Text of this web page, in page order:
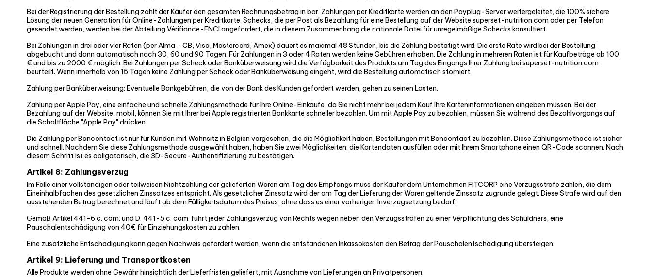
Bei der Registrierung der Bestellung zahlt der Käufer den gesamten Rechnungsbetrag in bar. Zahlungen per Kreditkarte werden an den Payplug-Server weitergeleitet, die 100% sichere
Lösung der neuen Generation für Online-Zahlungen per Kreditkarte. Schecks, die per Post als Bezahlung für eine Bestellung auf der Website superset-nutrition.com oder per Telefon
gesendet werden, werden bei der Abteilung Vérifiance-FNCI angefordert, die in diesem Zusammenhang die nationale Datei für unregelmäßige Schecks konsultiert.
Bei Zahlungen in drei oder vier Raten (per Alma - CB, Visa, Mastercard, Amex) dauert es maximal 48 Stunden, bis die Zahlung bestätigt wird. Die erste Rate wird bei der Bestellung
abgebucht und dann automatisch nach 30, 60 und 90 Tagen. Für Zahlungen in 3 oder 4 Raten werden keine Gebühren erhoben. Die Zahlung in mehreren Raten ist für Kaufbeträge ab 100
€ und bis zu 2000 € möglich. Bei Zahlungen per Scheck oder Banküberweisung wird die Verfügbarkeit des Produkts am Tag des Eingangs Ihrer Zahlung bei superset-nutrition.com
beurteilt. Wenn innerhalb von 15 Tagen keine Zahlung per Scheck oder Banküberweisung eingeht, wird die Bestellung automatisch storniert.
Zahlung per Banküberweisung: Eventuelle Bankgebühren, die von der Bank des Kunden gefordert werden, gehen zu seinen Lasten.
Zahlung per Apple Pay, eine einfache und schnelle Zahlungsmethode für Ihre Online-Einkäufe, da Sie nicht mehr bei jedem Kauf Ihre Karteninformationen eingeben müssen. Bei der
Bezahlung auf der Website, mobil, können Sie mit Ihrer bei Apple registrierten Bankkarte schneller bezahlen. Um mit Apple Pay zu bezahlen, müssen Sie während des Bezahlvorgangs auf
die Schaltfläche "Apple Pay" drücken.
Die Zahlung per Bancontact ist nur für Kunden mit Wohnsitz in Belgien vorgesehen, die die Möglichkeit haben, Bestellungen mit Bancontact zu bezahlen. Diese Zahlungsmethode ist sicher
und schnell. Nachdem Sie diese Zahlungsmethode ausgewählt haben, haben Sie zwei Möglichkeiten: die Kartendaten ausfüllen oder mit Ihrem Smartphone einen QR-Code scannen. Nach
diesem Schritt ist es obligatorisch, die 3D-Secure-Authentifizierung zu bestätigen.
Artikel 8: Zahlungsverzug
Im Falle einer vollständigen oder teilweisen Nichtzahlung der gelieferten Waren am Tag des Empfangs muss der Käufer dem Unternehmen FITCORP eine Verzugsstrafe zahlen, die dem
Eineinhalbfachen des gesetzlichen Zinssatzes entspricht. Als gesetzlicher Zinssatz wird der am Tag der Lieferung der Waren geltende Zinssatz zugrunde gelegt. Diese Strafe wird auf den
ausstehenden Betrag berechnet und läuft ab dem Fälligkeitsdatum des Preises, ohne dass es einer vorherigen Inverzugsetzung bedarf.
Gemäß Artikel 441-6 c. com. und D. 441-5 c. com. führt jeder Zahlungsverzug von Rechts wegen neben den Verzugsstrafen zu einer Verpflichtung des Schuldners, eine
Pauschalentschädigung von 40€ für Einziehungskosten zu zahlen.
Eine zusätzliche Entschädigung kann gegen Nachweis gefordert werden, wenn die entstandenen Inkassokosten den Betrag der Pauschalentschädigung übersteigen.
Artikel 9: Lieferung und Transportkosten
Alle Produkte werden ohne Gewähr hinsichtlich der Lieferfristen geliefert, mit Ausnahme von Lieferungen an Privatpersonen.